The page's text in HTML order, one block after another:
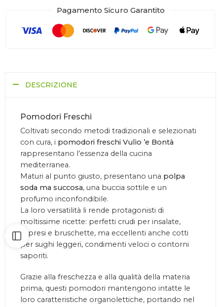
Pagamento Sicuro Garantito
DESCRIZIONE
Pomodori Freschi
Coltivati secondo metodi tradizionali e selezionati
con cura, i pomodori freschi Vulìo ’e Bontà
rappresentano l’essenza della cucina
mediterranea.
Maturi al punto giusto, presentano una polpa
soda ma succosa, una buccia sottile e un
profumo inconfondibile.
La loro versatilità li rende protagonisti di
moltissime ricette: perfetti crudi per insalate,
capresi e bruschette, ma eccellenti anche cotti
per sughi leggeri, condimenti veloci o contorni
saporiti.
Grazie alla freschezza e alla qualità della materia
prima, questi pomodori mantengono intatte le
loro caratteristiche organolettiche, portando nel